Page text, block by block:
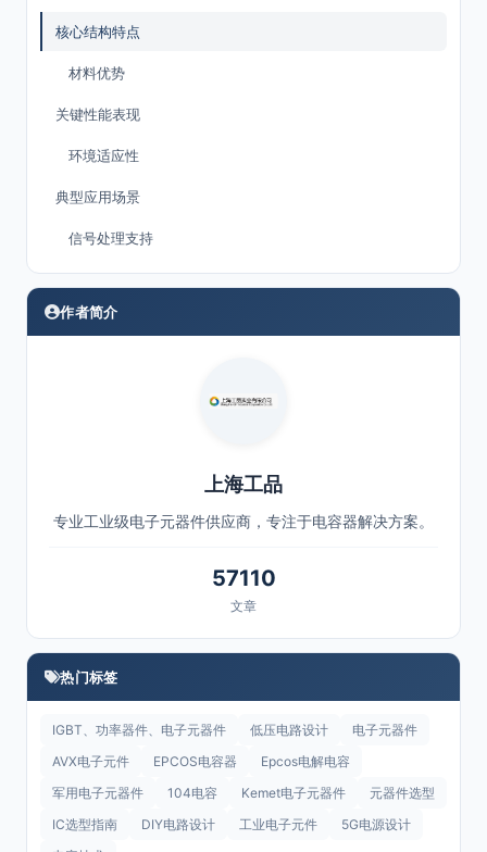
核心结构特点
材料优势
关键性能表现
环境适应性
典型应用场景
信号处理支持
作者简介
上海工品
专业工业级电子元器件供应商，专注于电容器解决方案。
57110
文章
热门标签
IGBT、功率器件、电子元器件 低压电路设计
电子元器件
AVX电子元件
EPCOS电容器
Epcos电解电容
军用电子元器件
104电容 Kemet电子元器件
元器件选型
IC选型指南
DIY电路设计 工业电子元件
5G电源设计